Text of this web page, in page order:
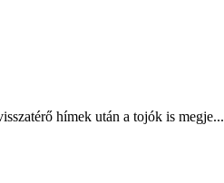
hímek után a tojók is megje...